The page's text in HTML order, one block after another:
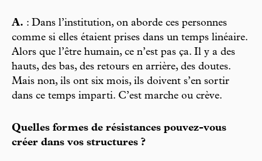
A. : Dans l’institution, on aborde ces personnes
comme si elles étaient prises dans un temps linéaire.
Alors que l’être humain, ce n’est pas ça. Il y a des
hauts, des bas, des retours en arrière, des doutes.
Mais non, ils ont six mois, ils doivent s’en sortir
dans ce temps imparti. C’est marche ou crève.
Quelles formes de résistances pouvez-vous
créer dans vos structures ?